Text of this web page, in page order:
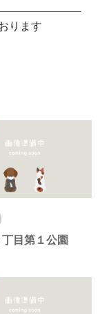
ります
目第１公園